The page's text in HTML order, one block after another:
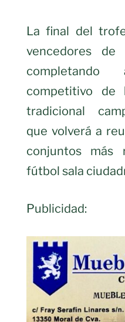
La final del
vencedores de
competitivo de
tradicional
que volverá a
conjuntos más
fútbol sala
Publicidad: